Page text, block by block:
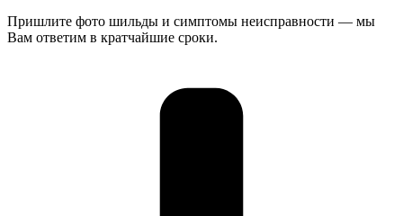
Пришлите фото шильды и симптомы неисправности — мы
Вам ответим в кратчайшие сроки.